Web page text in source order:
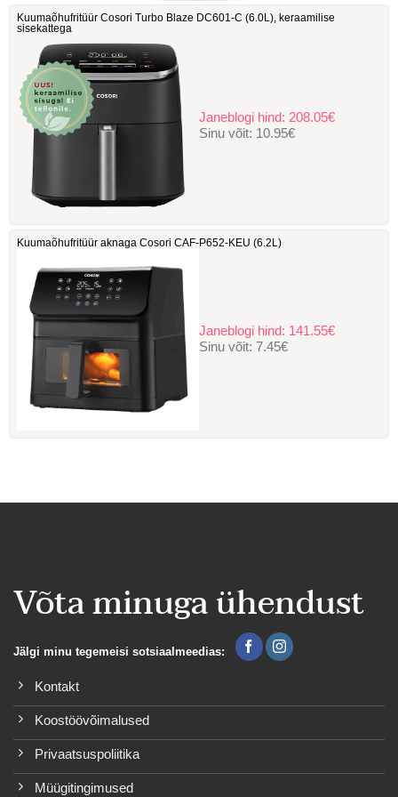
Kuumaõhufritüür Cosori Turbo Blaze DC601-C ‎(6.0L), keraamilise
sisekattega
Janeblogi hind: 208.05€
Sinu võit: 10.95€
Kuumaõhufritüür aknaga Cosori ‎CAF-P652-KEU (6.2L)
Janeblogi hind: 141.55€
Sinu võit: 7.45€
Võta minuga ühendust
Jälgi minu tegemeisi sotsiaalmeedias:
Kontakt
Koostöövõimalused
Privaatsuspoliitika
Müügitingimused